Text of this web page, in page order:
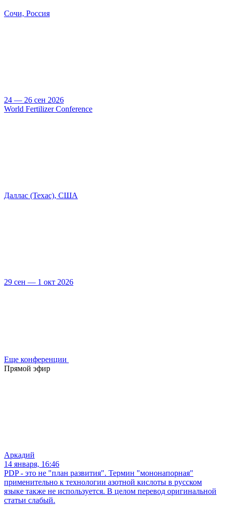
Сочи, Россия
24 — 26 сен 2026
World Fertilizer Conference
Даллас (Техас), США
29 сен — 1 окт 2026
Еще конференции
Прямой эфир
Аркадий
14 января, 16:46
PDP - это не "план развития". Термин "мононапорная"
применительно к технологии азотной кислоты в русском
языке также не используется. В целом перевод оригинальной
статьи слабый.